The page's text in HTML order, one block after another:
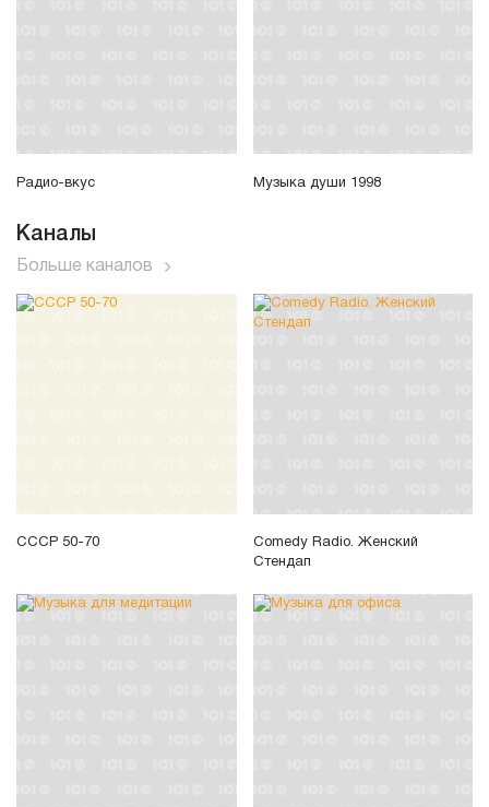
Радио-вкус Музыка души 1998
Каналы
Больше каналов
СССР 50-70
Comedy Radio. Женский
Стендап